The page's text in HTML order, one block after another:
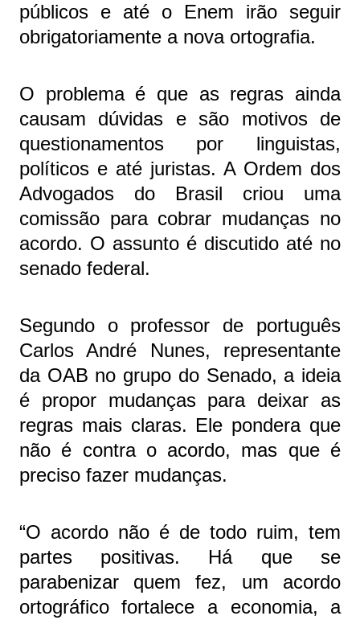
públicos e até o Enem irão seguir
obrigatoriamente a nova ortografia.
O problema é que as regras ainda
causam dúvidas e são motivos de
questionamentos por linguistas,
políticos e até juristas. A Ordem dos
Advogados do Brasil criou uma
comissão para cobrar mudanças no
acordo. O assunto é discutido até no
senado federal.
Segundo o professor de português
Carlos André Nunes, representante
da OAB no grupo do Senado, a ideia
é propor mudanças para deixar as
regras mais claras. Ele pondera que
não é contra o acordo, mas que é
preciso fazer mudanças.
“O acordo não é de todo ruim, tem
partes positivas. Há que se
parabenizar quem fez, um acordo
ortográfico fortalece a economia, a